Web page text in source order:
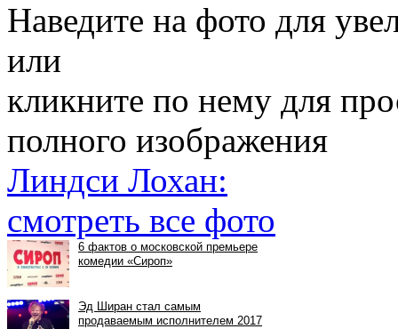
Наведите на фото для
или
кликните по нему для
полного изображения
Линдси Лохан:
смотреть все фото